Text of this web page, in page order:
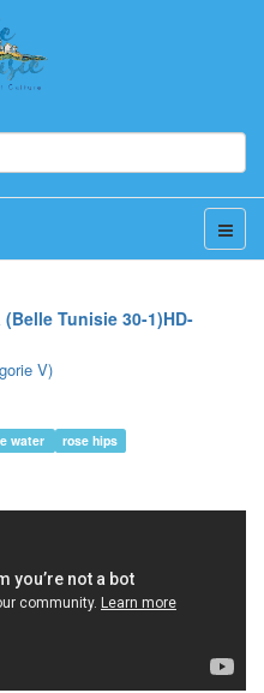
Tunisie 30-1)HD-
V)
water
rose hips